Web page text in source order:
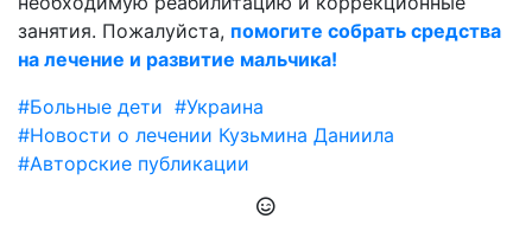
занятия. Пожалуйста, помогите собрать средства
на лечение и развитие мальчика!
#Больные дети #Украина
#Новости о лечении Кузьмина Даниила
#Авторские публикации